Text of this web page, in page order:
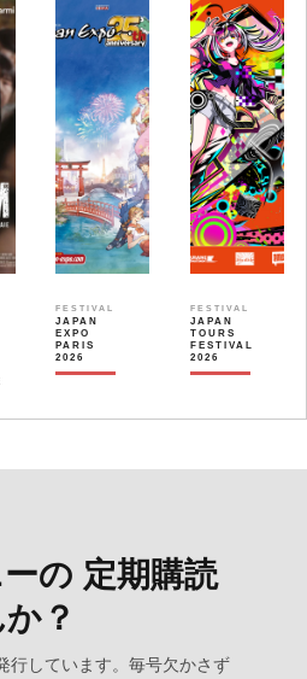
FESTIVAL
JAPAN
EXPO
PARIS
2026
FESTIVAL
JAPAN
TOURS
FESTIVAL
2026
の 定期購読
？
行しています。毎号欠かさず